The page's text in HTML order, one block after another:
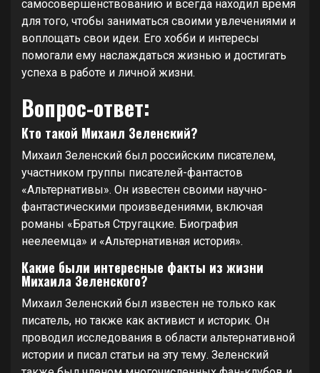
самосовершенствованию и всегда находил время
для того, чтобы заниматься своими увлечениями и
воплощать свои идеи. Его хобби и интересы
помогали ему наслаждаться жизнью и достигать
успеха в работе и личной жизни.
Вопрос-ответ:
Кто такой Михаил Зеленский?
Михаил Зеленский был российским писателем,
участником группы писателей-фантастов
«Альтернативы». Он известен своими научно-
фантастическими произведениями, включая
романы «Братья Стругацкие. Биография
неелеемца» и «Альтернативная история».
Какие были интересные факты из жизни
Михаила Зеленского?
Михаил Зеленский был известен не только как
писатель, но также как активист и историк. Он
проводил исследования в области альтернативной
истории и писал статьи на эту тему. Зеленский